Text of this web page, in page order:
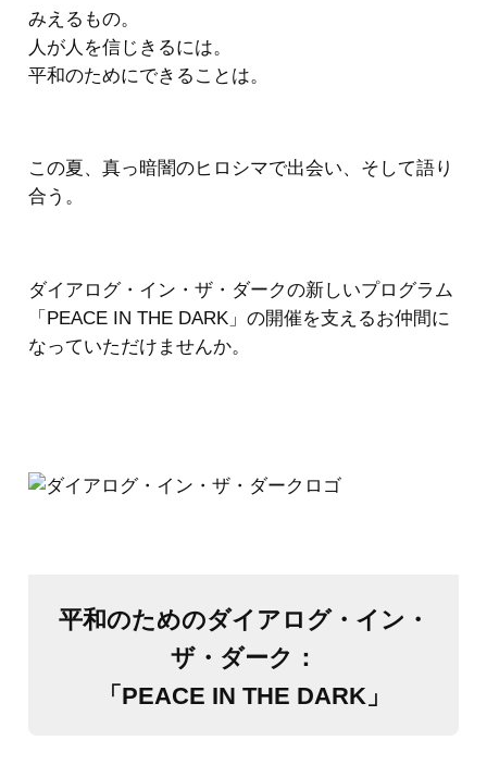
みえるもの。
人が人を信じきるには。
平和のためにできることは。
この夏、真っ暗闇のヒロシマで出会い、そして語り
合う。
ダイアログ・イン・ザ・ダークの新しいプログラム
「PEACE IN THE DARK」の開催を支えるお仲間に
なっていただけませんか。
平和のためのダイアログ・イン・
ザ・ダーク：
「PEACE IN THE DARK」